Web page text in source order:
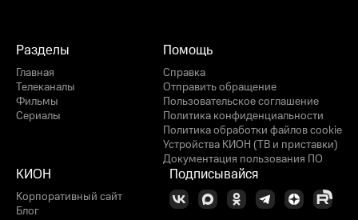
Разделы
Главная
Телеканалы
Фильмы
Сериалы
Помощь
Справка
Отправить обращение
Пользовательское соглашение
Политика конфиденциальности
Политика обработки файлов cookie
Устройства КИОН (ТВ и приставки)
Документация пользования ПО
КИОН
Корпоративный сайт
Блог
Подписывайся